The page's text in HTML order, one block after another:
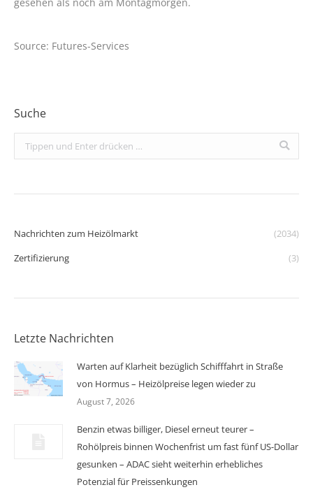
Source: Futures-Services
Suche
Search:
Nachrichten zum Heizölmarkt
(2034)
Zertifizierung
(3)
Letzte Nachrichten
Warten auf Klarheit bezüglich Schifffahrt in Straße
von Hormus – Heizölpreise legen wieder zu
August 7, 2026
Benzin etwas billiger, Diesel erneut teurer –
Rohölpreis binnen Wochenfrist um fast fünf US-Dollar
gesunken – ADAC sieht weiterhin erhebliches
Potenzial für Preissenkungen